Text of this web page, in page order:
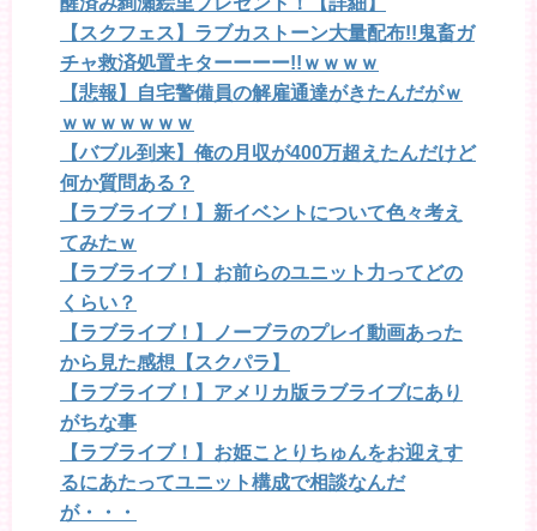
【スクフェス】ラブカストーン大量配布!!鬼畜ガ
チャ救済処置キターーーー!!ｗｗｗｗ
【悲報】自宅警備員の解雇通達がきたんだがｗ
ｗｗｗｗｗｗｗ
【バブル到来】俺の月収が400万超えたんだけど
何か質問ある？
【ラブライブ！】新イベントについて色々考え
てみたｗ
【ラブライブ！】お前らのユニット力ってどの
くらい？
【ラブライブ！】ノーブラのプレイ動画あった
から見た感想【スクパラ】
【ラブライブ！】アメリカ版ラブライブにあり
がちな事
【ラブライブ！】お姫ことりちゅんをお迎えす
るにあたってユニット構成で相談なんだ
が・・・